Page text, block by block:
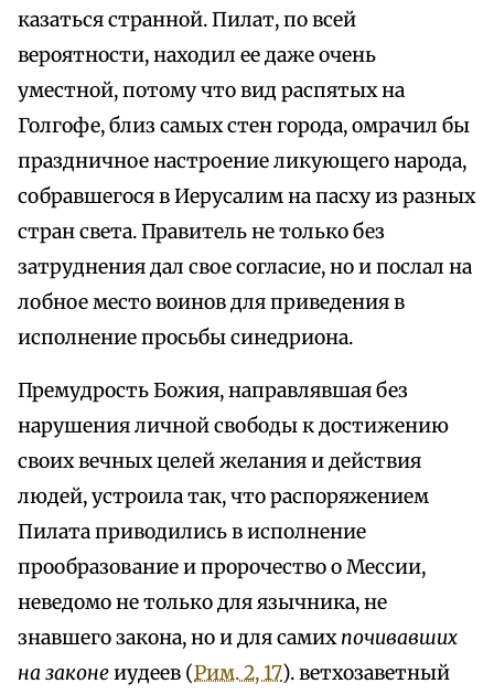
казаться странной. Пилат, по всей
вероятности, находил ее даже очень
уместной, потому что вид распятых на
Голгофе, близ самых стен города, омрачил бы
праздничное настроение ликующего народа,
собравшегося в Иерусалим на пасху из разных
стран света. Правитель не только без
затруднения дал свое согласие, но и послал на
лобное место воинов для приведения в
исполнение просьбы синедриона.
Премудрость Божия, направлявшая без
нарушения личной свободы к достижению
своих вечных целей желания и действия
людей, устроила так, что распоряжением
Пилата приводились в исполнение
прообразование и пророчество о Мессии,
неведомо не только для язычника, не
знавшего закона, но и для самихпочивавших
на законеиудеев (Рим. 2, 17). ветхозаветный